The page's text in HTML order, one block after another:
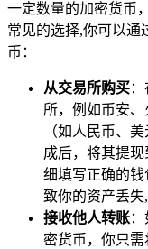
一定数量的加密货币
常见的选择,你可以通
币：
从交易所购买
所，例如币安
（如人民币、
成后，将其提
细填写正确的
致你的资产丢失
接收他人转账
密货币，你只